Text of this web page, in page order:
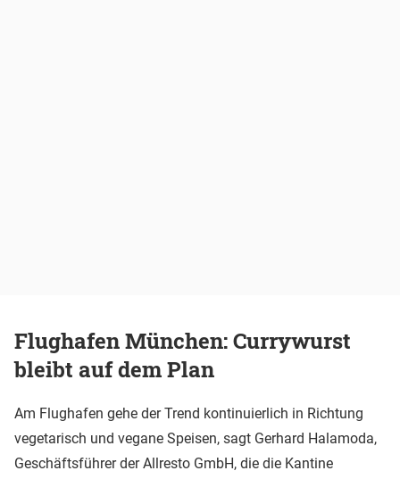
Flughafen München: Currywurst
bleibt auf dem Plan
Am Flughafen gehe der Trend kontinuierlich in Richtung
vegetarisch und vegane Speisen, sagt Gerhard Halamoda,
Geschäftsführer der Allresto GmbH, die die Kantine